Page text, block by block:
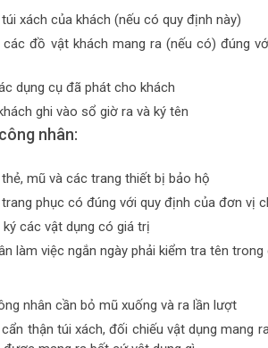
xách của khách (nếu có quy định này)
các đồ vật khách mang ra (nếu có) đúng
dụng cụ đã phát cho khách
ghi vào sổ giờ ra và ký tên
nhân:
mũ và các trang thiết bị bảo hộ
phục có đúng với quy định của đơn vị
ký các vật dụng có giá trị
làm việc ngắn ngày phải kiểm tra tên
nhân cần bỏ mũ xuống và ra lần lượt
thận túi xách, đối chiếu vật dụng mang